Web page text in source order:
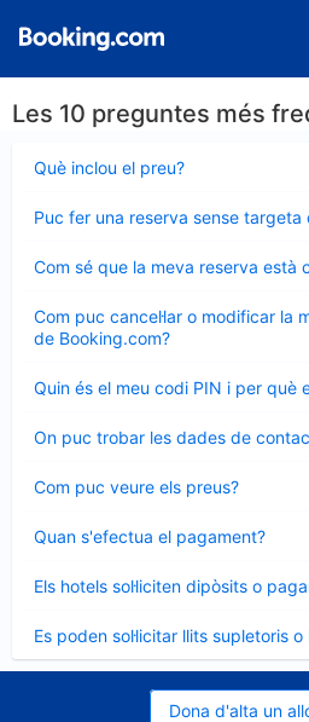
Les 10 preguntes més
Què inclou el preu?
tancat
Puc fer una reserva sense targeta
tancat
Com sé que la meva reserva està
tancat
Com puc cancel·lar o modificar la
de Booking.com?
tancat
Quin és el meu codi PIN i per què
tancat
On puc trobar les dades de
tancat
Com puc veure els preus?
tancat
Quan s'efectua el pagament?
tancat
Els hotels sol·liciten dipòsits o
tancat
Es poden sol·licitar llits supletoris
tancat
Dona d'alta un